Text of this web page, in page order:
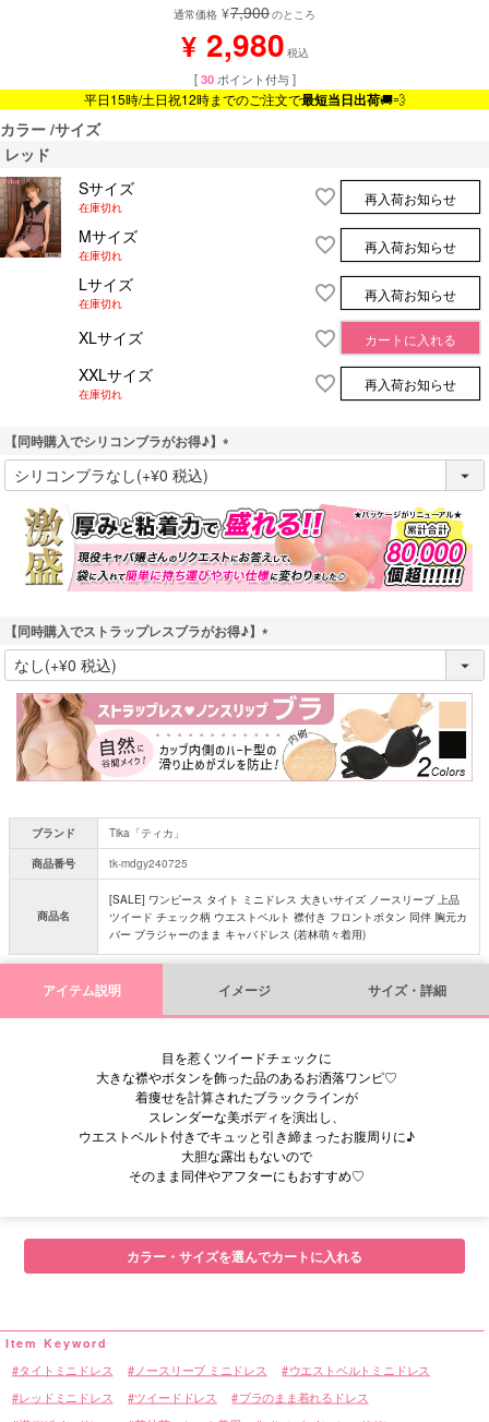
通常価格 ¥7,900のところ
¥ 2,980 税込
[ 30 ポイント付与 ]
平日15時/土日祝12時までのご注文で最短当日出荷🚚💨
カラー サイズ
レッド
Sサイズ
在庫切れ
再入荷お知らせ
Mサイズ
在庫切れ
再入荷お知らせ
Lサイズ
在庫切れ
再入荷お知らせ
XLサイズ カートに入れる
XXLサイズ
在庫切れ
再入荷お知らせ
【同時購入でシリコンブラがお得♪】
(
必
須
)
【同時購入でストラップレスブラがお得♪】
(
必
須
)
ブランド
Tika「ティカ」
商品番号
tk-mdgy240725
商品名
[SALE] ワンピース タイト ミニドレス 大きいサイズ ノースリーブ 上品
ツイード チェック柄 ウエストベルト 襟付き フロントボタン 同伴 胸元カ
バー ブラジャーのまま キャバドレス (若林萌々着用)
アイテム説明 イメージ サイズ・詳細
目を惹くツイードチェックに
大きな襟やボタンを飾った品のあるお洒落ワンピ♡
着痩せを計算されたブラックラインが
スレンダーな美ボディを演出し、
ウエストベルト付きでキュッと引き締まったお腹周りに♪
大胆な露出もないので
そのまま同伴やアフターにもおすすめ♡
カラー・サイズを選んでカートに入れる
タイトミニドレス ノースリーブ ミニドレス ウエストベルトミニドレス
レッドミニドレス ツイードドレス ブラのまま着れるドレス